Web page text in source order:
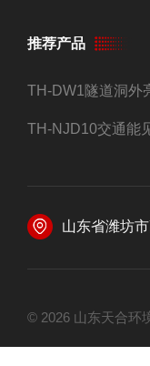
推荐产品
山东省潍坊市
© 2026 山东天合